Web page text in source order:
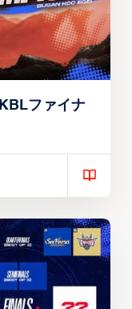
ファイナ